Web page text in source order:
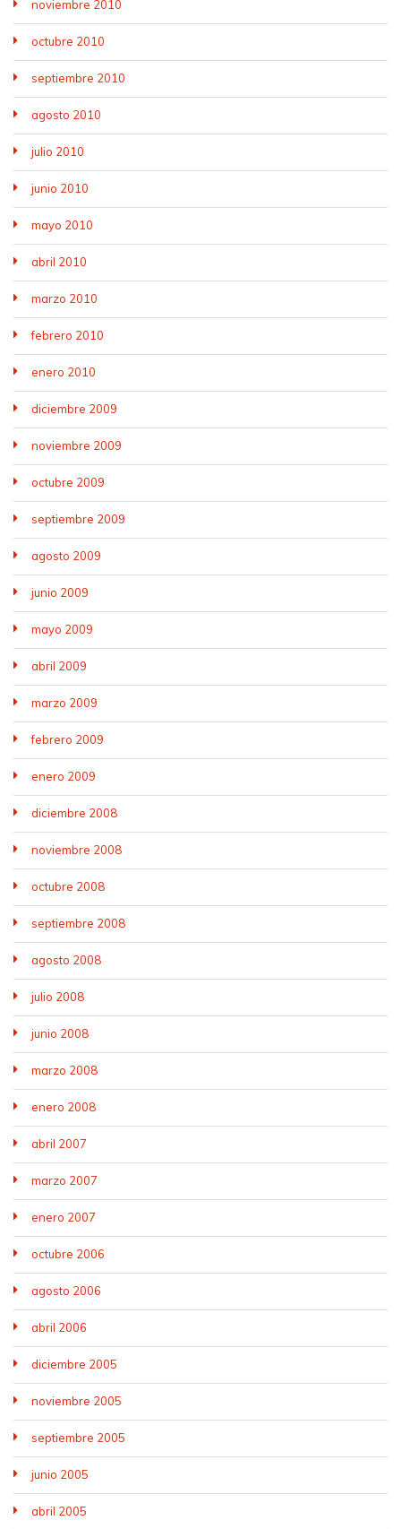
noviembre 2010
octubre 2010
septiembre 2010
agosto 2010
julio 2010
junio 2010
mayo 2010
abril 2010
marzo 2010
febrero 2010
enero 2010
diciembre 2009
noviembre 2009
octubre 2009
septiembre 2009
agosto 2009
junio 2009
mayo 2009
abril 2009
marzo 2009
febrero 2009
enero 2009
diciembre 2008
noviembre 2008
octubre 2008
septiembre 2008
agosto 2008
julio 2008
junio 2008
marzo 2008
enero 2008
abril 2007
marzo 2007
enero 2007
octubre 2006
agosto 2006
abril 2006
diciembre 2005
noviembre 2005
septiembre 2005
junio 2005
abril 2005